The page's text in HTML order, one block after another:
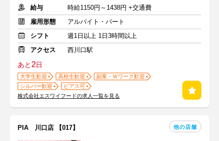
給与
時給1150円～1438円 +交通費
雇用形態
アルバイト・パート
シフト
週1日以上 1日3時間以上
アクセス
西川口駅
あと2日
大学生歓迎 高校生歓迎
副業・Ｗワーク歓迎
シルバー歓迎
ピアス可
株式会社エスワイフードの求人一覧を見る
PIA 川口店 【017】 他の店舗